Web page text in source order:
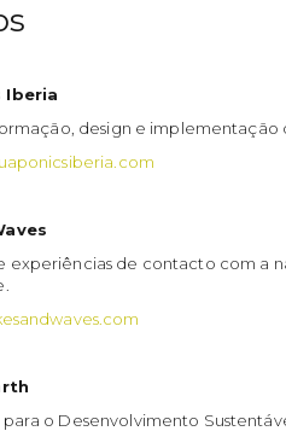
Iberia
design e
experiências de contacto com a
o Desenvolvimento